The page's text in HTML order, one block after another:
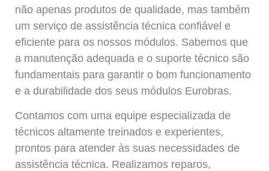
não apenas produtos de qualidade, mas também
um serviço de assistência técnica confiável e
eficiente para os nossos módulos. Sabemos que
a manutenção adequada e o suporte técnico são
fundamentais para garantir o bom funcionamento
e a durabilidade dos seus módulos Eurobras.
Contamos com uma equipe especializada de
técnicos altamente treinados e experientes,
prontos para atender às suas necessidades de
assistência técnica. Realizamos reparos,